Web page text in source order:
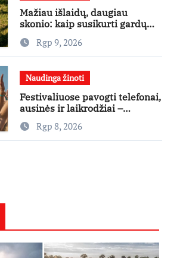
Mažiau išlaidų, daugiau
skonio: kaip susikurti gardų
pikniką iš vos kelių produktų
Rgp 9, 2026
Naudinga žinoti
Festivaliuose pavogti telefonai,
ausinės ir laikrodžiai –
ekspertai primena apie
didžiausias finansines rizikas
Rgp 8, 2026